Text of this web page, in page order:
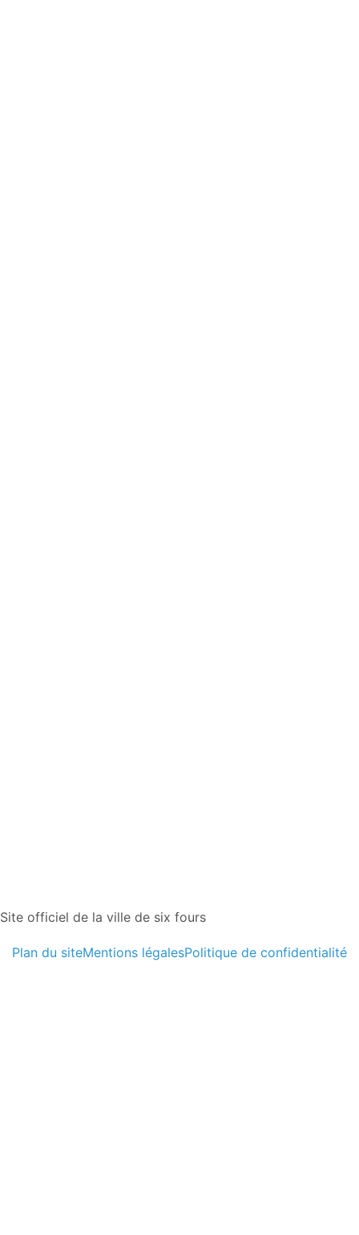
Site officiel de la ville de six fours
Plan du siteMentions légalesPolitique de confidentialité